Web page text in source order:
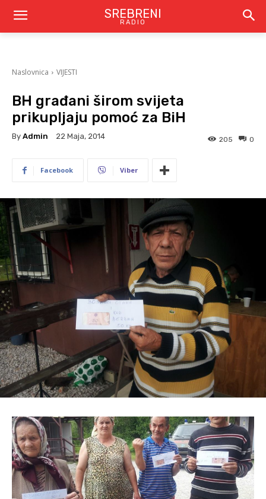
SREBRENI
RADIO
Naslovnica VIJESTI
BH građani širom svijeta
prikupljaju pomoć za BiH
By Admin 22 Maja, 2014 0
205
Facebook Viber